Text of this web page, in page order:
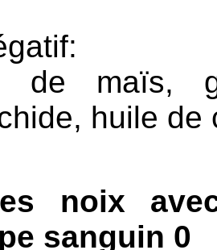
de maïs,
huile de
noix
sanguin 0